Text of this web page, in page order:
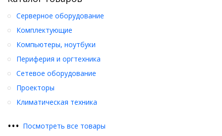
Серверное оборудование
Комплектующие
Компьютеры, ноутбуки
Периферия и оргтехника
Сетевое оборудование
Проекторы
Климатическая техника
••• Посмотреть все товары